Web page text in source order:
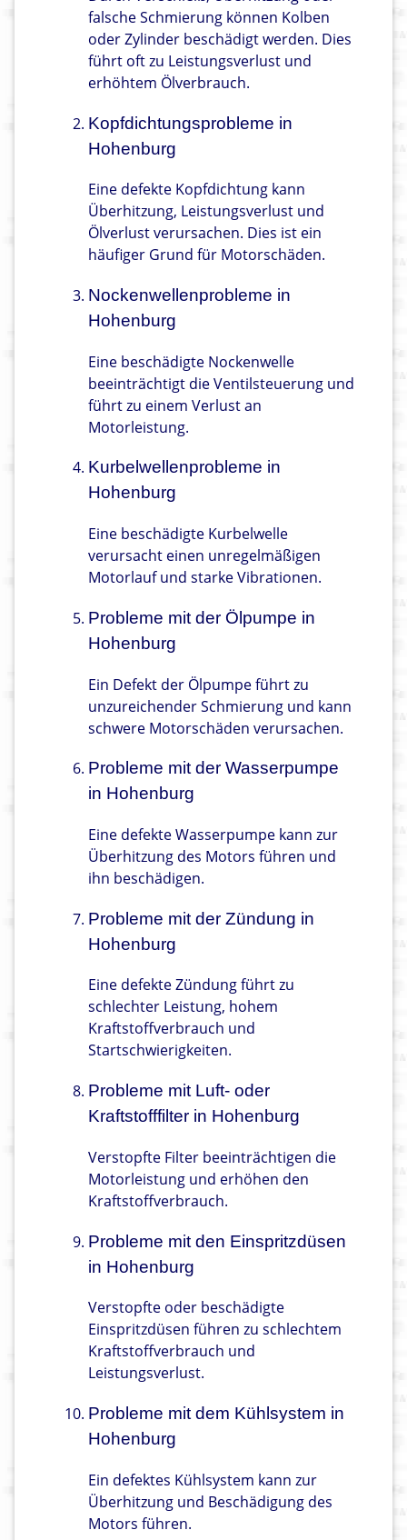
falsche Schmierung können Kolben
oder Zylinder beschädigt werden. Dies
führt oft zu Leistungsverlust und
erhöhtem Ölverbrauch.
Kopfdichtungsprobleme in
Hohenburg
Eine defekte Kopfdichtung kann
Überhitzung, Leistungsverlust und
Ölverlust verursachen. Dies ist ein
häufiger Grund für Motorschäden.
Nockenwellenprobleme in
Hohenburg
Eine beschädigte Nockenwelle
beeinträchtigt die Ventilsteuerung und
führt zu einem Verlust an
Motorleistung.
Kurbelwellenprobleme in
Hohenburg
Eine beschädigte Kurbelwelle
verursacht einen unregelmäßigen
Motorlauf und starke Vibrationen.
Probleme mit der Ölpumpe in
Hohenburg
Ein Defekt der Ölpumpe führt zu
unzureichender Schmierung und kann
schwere Motorschäden verursachen.
Probleme mit der Wasserpumpe
in Hohenburg
Eine defekte Wasserpumpe kann zur
Überhitzung des Motors führen und
ihn beschädigen.
Probleme mit der Zündung in
Hohenburg
Eine defekte Zündung führt zu
schlechter Leistung, hohem
Kraftstoffverbrauch und
Startschwierigkeiten.
Probleme mit Luft- oder
Kraftstofffilter in Hohenburg
Verstopfte Filter beeinträchtigen die
Motorleistung und erhöhen den
Kraftstoffverbrauch.
Probleme mit den Einspritzdüsen
in Hohenburg
Verstopfte oder beschädigte
Einspritzdüsen führen zu schlechtem
Kraftstoffverbrauch und
Leistungsverlust.
Probleme mit dem Kühlsystem in
Hohenburg
Ein defektes Kühlsystem kann zur
Überhitzung und Beschädigung des
Motors führen.